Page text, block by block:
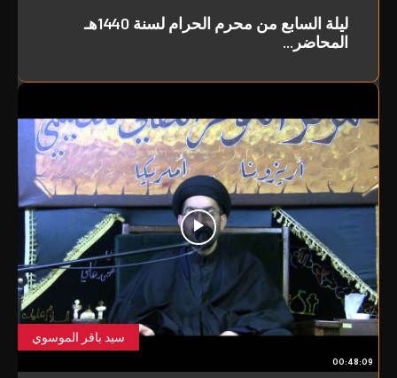
ليلة السابع من محرم الحرام لسنة 1440هـ
المحاضر...
سيد باقر الموسوي
00:48:09